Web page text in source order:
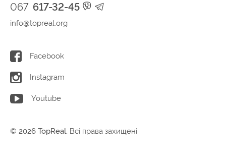
067 617-32-45
info@topreal.org
Facebook
Instagram
Youtube
© 2026 TopReal. Всі права захищені